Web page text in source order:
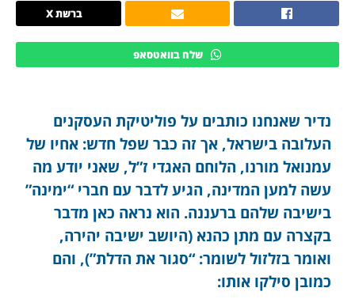
ברשת X
שלח בוואטסאפ
נדיר שאנחנו כותבים על פוליטיקת העסקנים
העלובה בישראל, אך זה כבר שפל חדש: אחיו של
עמנואל מורנו, הלוחם האגדי ז”ל, שאני יודע מה
עשה למען המדינה, הגיע לדבר עם חברי “ימינה”
בישיבה שלהם ברעננה. הוא נראה כאן מדבר
בקצרה עם מתן כהנא (היושב ישיבה יהירה,
ואומר בזלזול לשומר: “סגור את הדלת”), והם
כמובן סילקו אותו: